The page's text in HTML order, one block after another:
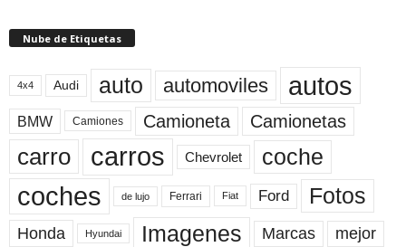
Nube de Etiquetas
4x4 Audi auto automoviles autos
BMW Camiones Camioneta Camionetas
carro carros Chevrolet coche
coches de lujo Ferrari Fiat Ford Fotos
Honda Hyundai Imagenes Marcas mejor